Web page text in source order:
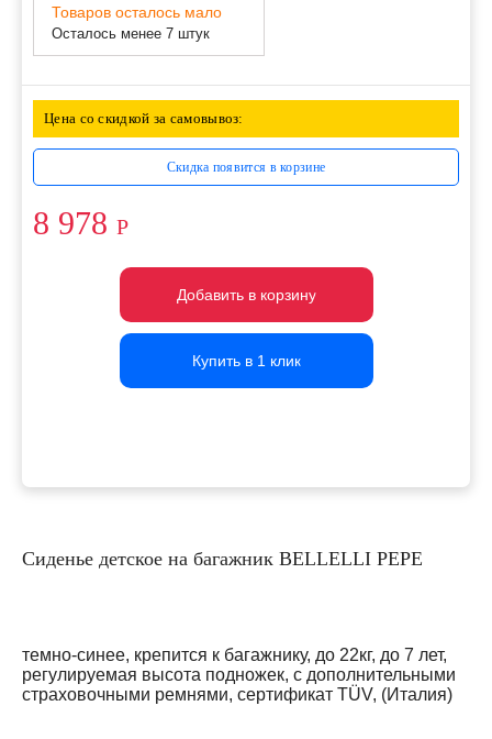
Товаров осталось мало
Осталось менее 7 штук
Цена со скидкой за самовывоз:
Скидка появится в корзине
8 978 Р
Добавить в корзину
Добавить в корзину
Добавить в корзину
Купить в 1 клик
Купить в 1 клик
Купить в 1 клик
Сиденье детское на багажник BELLELLI PEPE
темно-синее, крепится к багажнику, до 22кг, до 7 лет,
регулируемая высота подножек, с дополнительными
страховочными ремнями, cертификат TÜV, (Италия)